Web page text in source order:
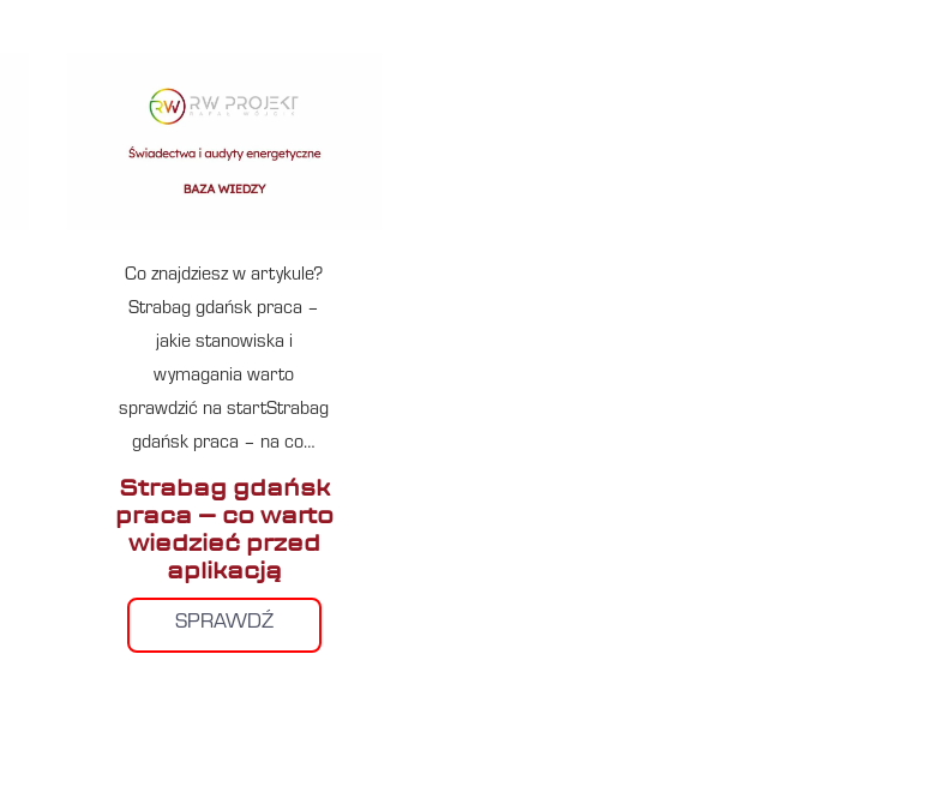
Co znajdziesz w artykule?
Strabag gdańsk praca –
jakie stanowiska i
wymagania warto
sprawdzić na startStrabag
gdańsk praca – na co…
Strabag gdańsk
praca – co warto
wiedzieć przed
aplikacją
SPRAWDŹ